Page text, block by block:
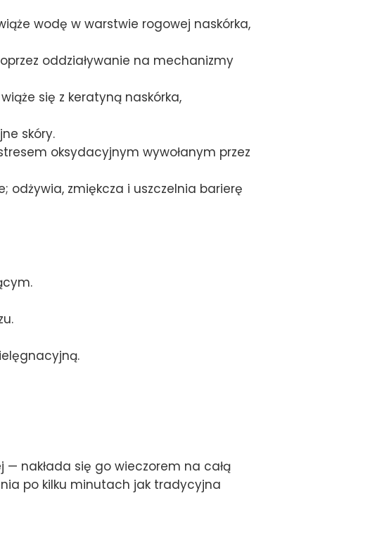
wodę w warstwie rogowej naskórka,
oddziaływanie na mechanizmy
się z keratyną naskórka,
skóry.
oksydacyjnym wywołanym przez
odżywia, zmiękcza i uszczelnia barierę
nakłada się go wieczorem na całą
po kilku minutach jak tradycyjna